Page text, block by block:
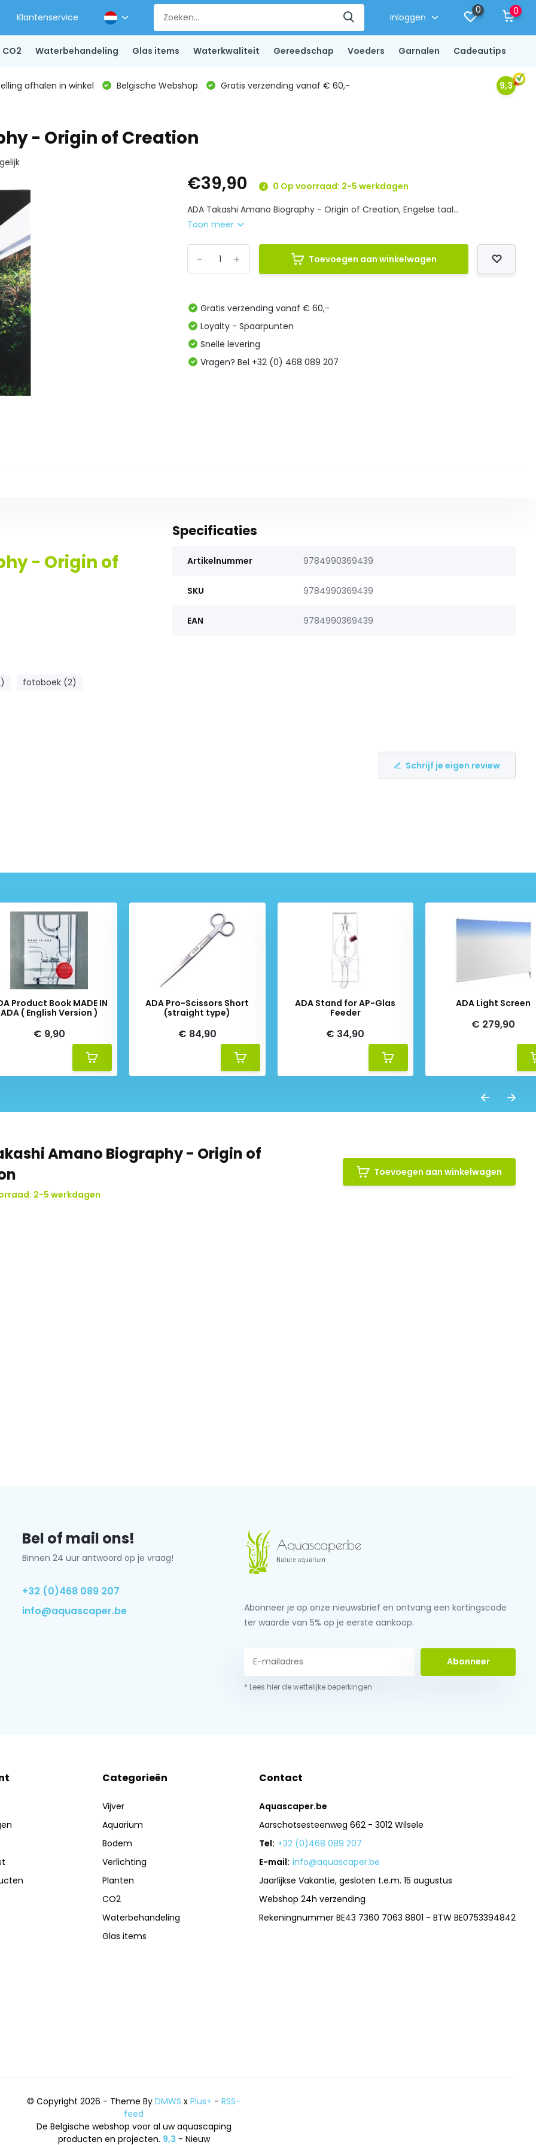
Klantenservice Inloggen
0 0
CO2 Waterbehandeling Glas items Waterkwaliteit Gereedschap Voeders Garnalen Cadeautips
afhalen in winkel Belgische Webshop Gratis verzending vanaf € 60,- 9,3
- Origin of Creation
€39,90
0 Op voorraad: 2-5 werkdagen
ADA Takashi Amano Biography - Origin of Creation, Engelse taal...
Toon meer
+
- Toevoegen aan winkelwagen
Gratis verzending vanaf € 60,-
Loyalty - Spaarpunten
Snelle levering
Vragen? Bel +32 (0) 468 089 207
- Origin of
fotoboek (2)
Specificaties
Artikelnummer 9784990369439
SKU 9784990369439
EAN 9784990369439
Schrijf je eigen review
Product Book MADE IN
ADA ( English Version )
€ 9,90
ADA Pro-Scissors Short
(straight type)
€ 84,90
ADA Stand for AP-Glas
Feeder
€ 34,90
ADA Light Screen
€ 279,90
Amano Biography - Origin of
2-5 werkdagen
Toevoegen aan winkelwagen
Bel of mail ons!
Binnen 24 uur antwoord op je vraag!
+32 (0)468 089 207
info@aquascaper.be
Abonneer je op onze nieuwsbrief en ontvang een kortingscode
ter waarde van 5% op je eerste aankoop.
Abonneer
* Lees hier de wettelijke beperkingen
Categorieën
Vijver
Aquarium
Bodem
Verlichting
Planten
CO2
Waterbehandeling
Glas items
Contact
Aquascaper.be
Aarschotsesteenweg 662 - 3012 Wilsele
Tel: +32 (0)468 089 207
E-mail: info@aquascaper.be
Jaarlijkse Vakantie, gesloten t.e.m. 15 augustus
Webshop 24h verzending
Rekeningnummer BE43 7360 7063 8801 - BTW BE0753394842
© Copyright 2026 - Theme ByDMWS xPlus+ -RSS-
feed
De Belgische webshop voor al uw aquascaping
producten en projecten. 9,3 - Nieuw